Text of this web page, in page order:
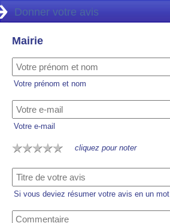
Donner votre avis
Mairie
Votre prénom et nom
Votre e-mail
cliquez pour noter
Si vous deviez résumer votre avis en un mot